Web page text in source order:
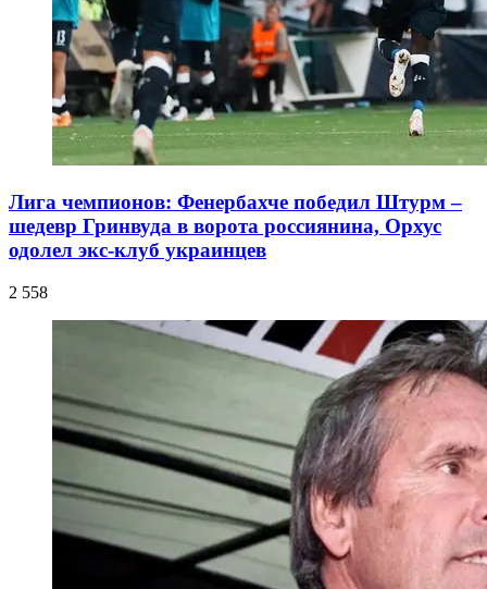
Лига чемпионов: Фенербахче победил Штурм –
шедевр Гринвуда в ворота россиянина, Орхус
одолел экс-клуб украинцев
2 558